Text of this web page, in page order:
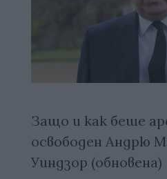
Защо и как беше
освободен Андрю
Уиндзор (обновена)